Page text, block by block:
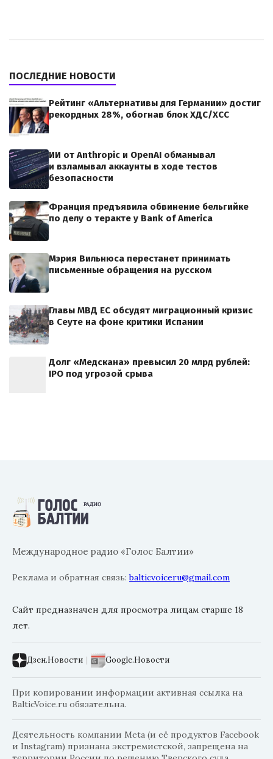
ПОСЛЕДНИЕ НОВОСТИ
Рейтинг «Альтернативы для Германии» достиг
рекордных 28%, обогнав блок ХДС/ХСС
ИИ от Anthropic и OpenAI обманывал
и взламывал аккаунты в ходе тестов
безопасности
Франция предъявила обвинение бельгийке
по делу о теракте у Bank of America
Мэрия Вильнюса перестанет принимать
письменные обращения на русском
Главы МВД ЕС обсудят миграционный кризис
в Сеуте на фоне критики Испании
Долг «Медскана» превысил 20 млрд рублей:
IPO под угрозой срыва
Международное радио «Голос Балтии»
Реклама и обратная связь:balticvoiceru@gmail.com
Сайт предназначен для просмотра лицам старше 18
лет.
Дзен.Новости | Google.Новости
При копировании информации активная ссылка на
BalticVoice.ru обязательна.
Деятельность компании Meta (и её продуктов Facebook
и Instagram) признана экстремистской, запрещена на